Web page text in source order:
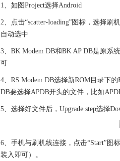
1、如图Project选择Android
2、点击“scatter-loading”图标，选择刷
自动选中
3、BK Modem DB和BK AP DB是原系
可
4、RS Modem DB选择新ROM目录下
DB要选择APDB开头的文件，比如
5、选择好文件后，Upgrade step选择
6、手机与刷机线连接，点击“Start”图
装入即可）。